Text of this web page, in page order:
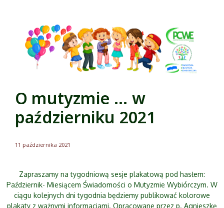
O mutyzmie … w
październiku 2021
11 października 2021
Zapraszamy na tygodniową sesje plakatową pod hasłem:
Październik- Miesiącem Świadomości o Mutyzmie Wybiórczym. W
ciągu kolejnych dni tygodnia będziemy publikować kolorowe
plakaty z ważnymi informacjami. Opracowane przez p. Agnieszkę